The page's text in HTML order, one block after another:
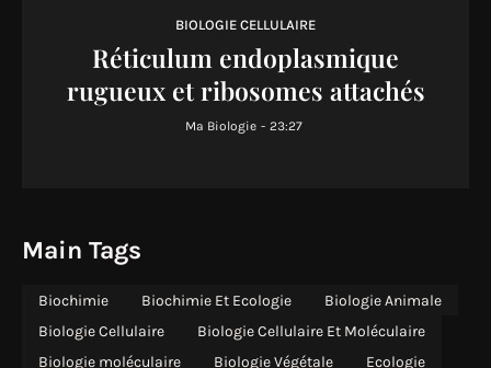
BIOLOGIE CELLULAIRE
Réticulum endoplasmique
rugueux et ribosomes attachés
Ma Biologie - 23:27
Main Tags
Biochimie Biochimie Et Ecologie
Biologie Animale
Biologie Cellulaire
Biologie Cellulaire Et Moléculaire
Biologie moléculaire
Biologie Végétale Ecologie